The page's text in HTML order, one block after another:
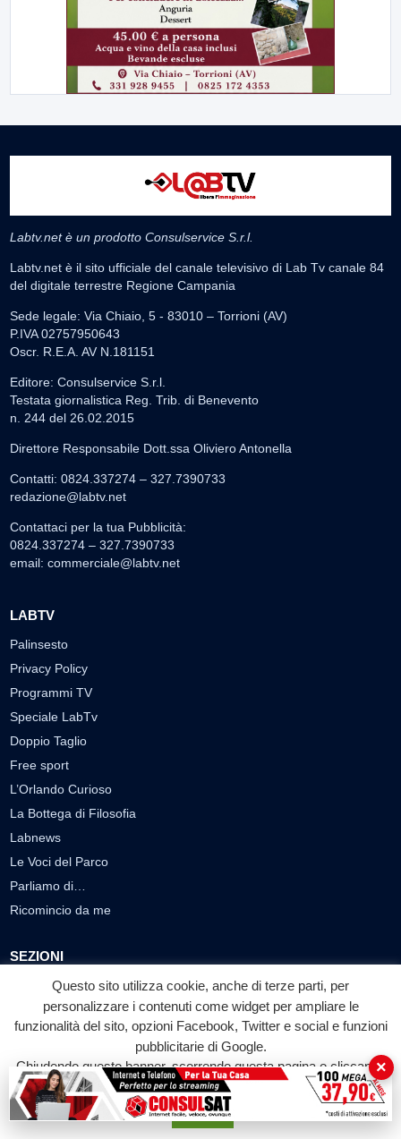
Labtv.net è un prodotto Consulservice S.r.l.
Labtv.net è il sito ufficiale del canale televisivo di Lab Tv canale 84
del digitale terrestre Regione Campania
Sede legale: Via Chiaio, 5 - 83010 – Torrioni (AV)
P.IVA 02757950643
Oscr. R.E.A. AV N.181151
Editore: Consulservice S.r.l.
Testata giornalistica Reg. Trib. di Benevento
n. 244 del 26.02.2015
Direttore Responsabile Dott.ssa Oliviero Antonella
Contatti: 0824.337274 – 327.7390733
redazione@labtv.net
Contattaci per la tua Pubblicità:
0824.337274 – 327.7390733
email: commerciale@labtv.net
LABTV
Palinsesto
Privacy Policy
Programmi TV
Speciale LabTv
Doppio Taglio
Free sport
L’Orlando Curioso
La Bottega di Filosofia
Labnews
Le Voci del Parco
Parliamo di…
Ricomincio da me
SEZIONI
Cronaca
Politica
Attualità
Cultura
Economia
Sport
Questo sito utilizza cookie, anche di terze parti, per
personalizzare i contenuti come widget per ampliare le
funzionalità del sito, opzioni Facebook, Twitter e social e funzioni
pubblicitarie di Google.
Chiudendo questo banner, scorrendo questa pagina o cliccando
su qualunque suo elemento acconsenti all'uso dei cookie.
Accetta
×